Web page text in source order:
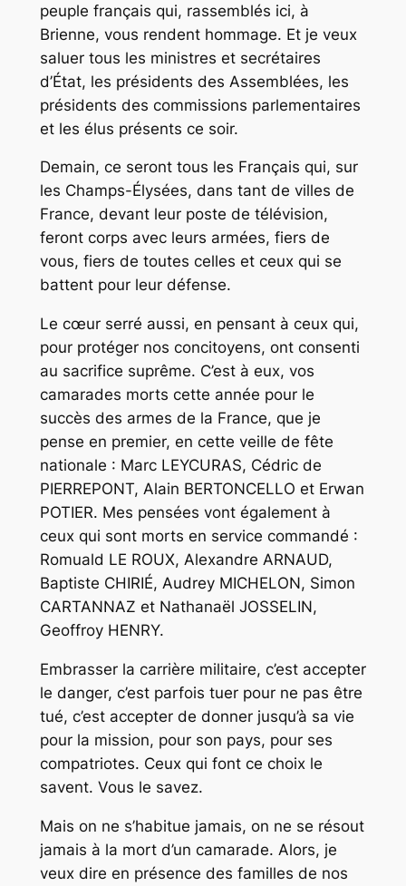
peuple français qui, rassemblés ici, à
Brienne, vous rendent hommage. Et je veux
saluer tous les ministres et secrétaires
d’État, les présidents des Assemblées, les
présidents des commissions parlementaires
et les élus présents ce soir.
Demain, ce seront tous les Français qui, sur
les Champs-Élysées, dans tant de villes de
France, devant leur poste de télévision,
feront corps avec leurs armées, fiers de
vous, fiers de toutes celles et ceux qui se
battent pour leur défense.
Le cœur serré aussi, en pensant à ceux qui,
pour protéger nos concitoyens, ont consenti
au sacrifice suprême. C’est à eux, vos
camarades morts cette année pour le
succès des armes de la France, que je
pense en premier, en cette veille de fête
nationale : Marc LEYCURAS, Cédric de
PIERREPONT, Alain BERTONCELLO et Erwan
POTIER. Mes pensées vont également à
ceux qui sont morts en service commandé :
Romuald LE ROUX, Alexandre ARNAUD,
Baptiste CHIRIÉ, Audrey MICHELON, Simon
CARTANNAZ et Nathanaël JOSSELIN,
Geoffroy HENRY.
Embrasser la carrière militaire, c’est accepter
le danger, c’est parfois tuer pour ne pas être
tué, c’est accepter de donner jusqu’à sa vie
pour la mission, pour son pays, pour ses
compatriotes. Ceux qui font ce choix le
savent. Vous le savez.
Mais on ne s’habitue jamais, on ne se résout
jamais à la mort d’un camarade. Alors, je
veux dire en présence des familles de nos